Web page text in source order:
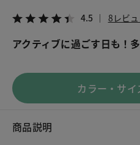
4.5 8レビ
アクティブに過ごす日も！
カラー・サ
商品説明